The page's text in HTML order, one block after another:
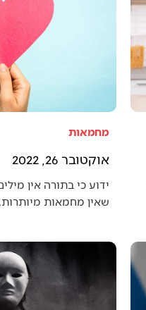
מחמאות
אוקטובר 26, 2022
ידוע כי בתורה אין
שאין מחמאות